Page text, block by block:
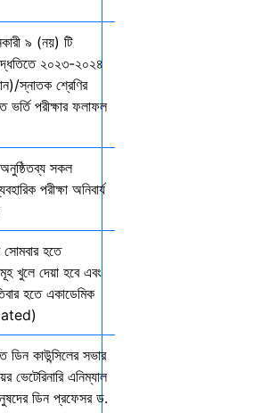
৯ (নয়) টি
২০২৩-২০২৪
স্নাতক শ্রেণির
পরীক্ষার ফলাফল
সকল
পরীক্ষা অনিবার্য
হতে
খুলে দেয়া হবে এবং
হতে একাডেমিক
কাউন্সিলের সভার
ভেটেরিনারি এনিম্যাল
ডিন প্রফেসর ড.